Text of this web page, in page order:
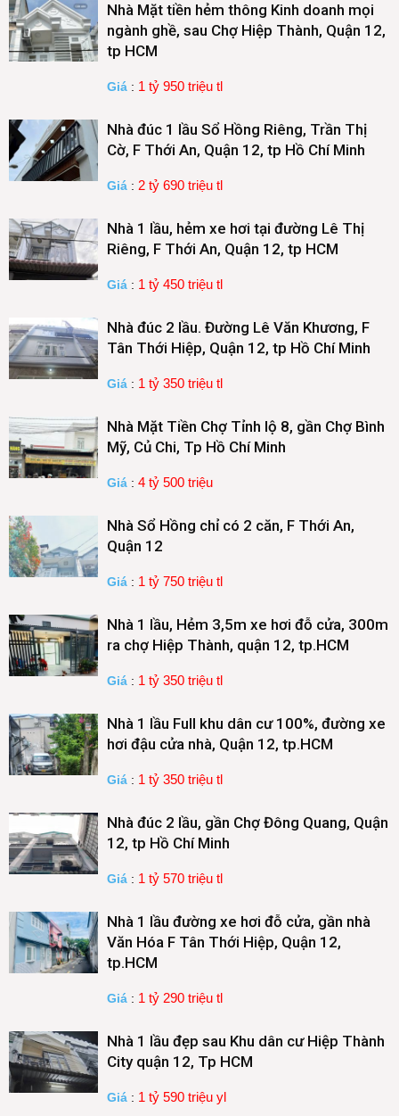
Nhà Mặt tiền hẻm thông Kinh doanh mọi
ngành ghề, sau Chợ Hiệp Thành, Quận 12,
tp HCM
Giá : 1 tỷ 950 triệu tl
Nhà đúc 1 lầu Sổ Hồng Riêng, Trần Thị
Cờ, F Thới An, Quận 12, tp Hồ Chí Minh
Giá : 2 tỷ 690 triệu tl
Nhà 1 lầu, hẻm xe hơi tại đường Lê Thị
Riêng, F Thới An, Quận 12, tp HCM
Giá : 1 tỷ 450 triệu tl
Nhà đúc 2 lầu. Đường Lê Văn Khương, F
Tân Thới Hiệp, Quận 12, tp Hồ Chí Minh
Giá : 1 tỷ 350 triệu tl
Nhà Mặt Tiền Chợ Tỉnh lộ 8, gần Chợ Bình
Mỹ, Củ Chi, Tp Hồ Chí Minh
Giá : 4 tỷ 500 triệu
Nhà Sổ Hồng chỉ có 2 căn, F Thới An,
Quận 12
Giá : 1 tỷ 750 triệu tl
Nhà 1 lầu, Hẻm 3,5m xe hơi đỗ cửa, 300m
ra chợ Hiệp Thành, quận 12, tp.HCM
Giá : 1 tỷ 350 triệu tl
Nhà 1 lầu Full khu dân cư 100%, đường xe
hơi đậu cửa nhà, Quận 12, tp.HCM
Giá : 1 tỷ 350 triệu tl
Nhà đúc 2 lầu, gần Chợ Đông Quang, Quận
12, tp Hồ Chí Minh
Giá : 1 tỷ 570 triệu tl
Nhà 1 lầu đường xe hơi đỗ cửa, gần nhà
Văn Hóa F Tân Thới Hiệp, Quận 12,
tp.HCM
Giá : 1 tỷ 290 triệu tl
Nhà 1 lầu đẹp sau Khu dân cư Hiệp Thành
City quận 12, Tp HCM
Giá : 1 tỷ 590 triệu yl